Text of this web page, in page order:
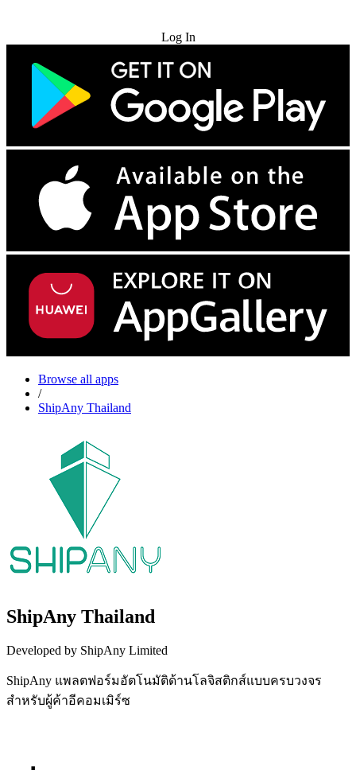
Log In
Browse all apps
/
ShipAny Thailand
ShipAny Thailand
Developed by ShipAny Limited
ShipAny แพลตฟอร์มอัตโนมัติด้านโลจิสติกส์แบบครบวงจร
สำหรับผู้ค้าอีคอมเมิร์ซ